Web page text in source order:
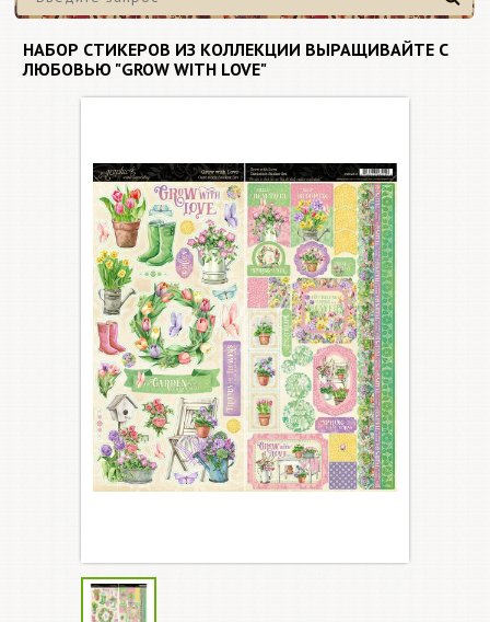
Найти
НАБОР СТИКЕРОВ ИЗ КОЛЛЕКЦИИ ВЫРАЩИВАЙТЕ С
ЛЮБОВЬЮ "GROW WITH LOVE"